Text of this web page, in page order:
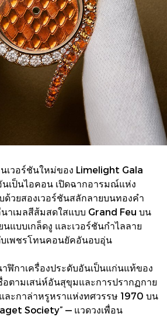
เวอร์ชันใหม่ของ Limelight Gala
นเป็นไอคอน เปิดฉากอารมณ์แห่ง
ด้วยสองเวอร์ชันสลักลายบนทองคำ
าเมลสีส้มสดใสแบบ Grand Feu บน
แบบเกล็ดงู และเวอร์ชันกำไลลาย
เพชรโทนคอนยัคอันอบอุ่น
ฬิกาเครื่องประดับอันเป็นแก่นแท้ของ
ตามเสน่ห์อันสุขุมและการปรากฏกาย
ละกาล่าหรูหราแห่งทศวรรษ 1970 บน
Society” — แวดวงเพื่อน